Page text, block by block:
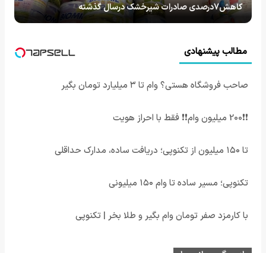
کاهش7درصدی صادرات شیرخشک درسال گذشته
مطالب پیشنهادی
صاحب فروشگاه هستی؟ وام تا ۳ میلیارد تومان بگیر
❗❗200 میلیون وام❗❗ فقط با احراز هویت
تا ۱۵۰ میلیون از تکنوپی؛ دریافت ساده، مدارک حداقلی
تکنوپی؛ مسیر ساده تا وام ۱۵۰ میلیونی
با کارمزد صفر تومان وام بگیر و طلا بخر | تکنوپی